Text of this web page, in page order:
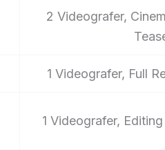
2 Videografer,
1 Videografer, Full
1 Videografer,